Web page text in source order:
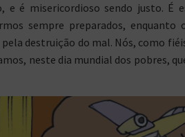
e é misericordioso sendo justo. É
sempre preparados, enquanto
destruição do mal. Nós, como
neste dia mundial dos pobres,